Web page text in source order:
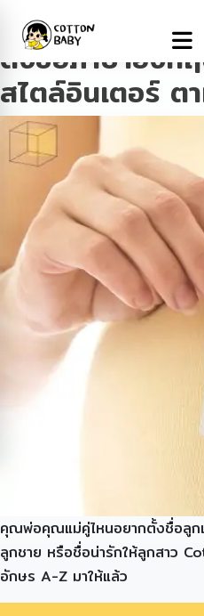
Tag:ตั้งชื่อลูกส
ตั้งชื่อภาษาอังก
สไตล์อินเตอร์
คุณพ่อคุณแม่คู่ไหนอยากตั้งชื่อลูก
ลูกชาย หรือชื่อน่ารักให้ลูกสาว
อักษร A-Z มาให้แล้ว